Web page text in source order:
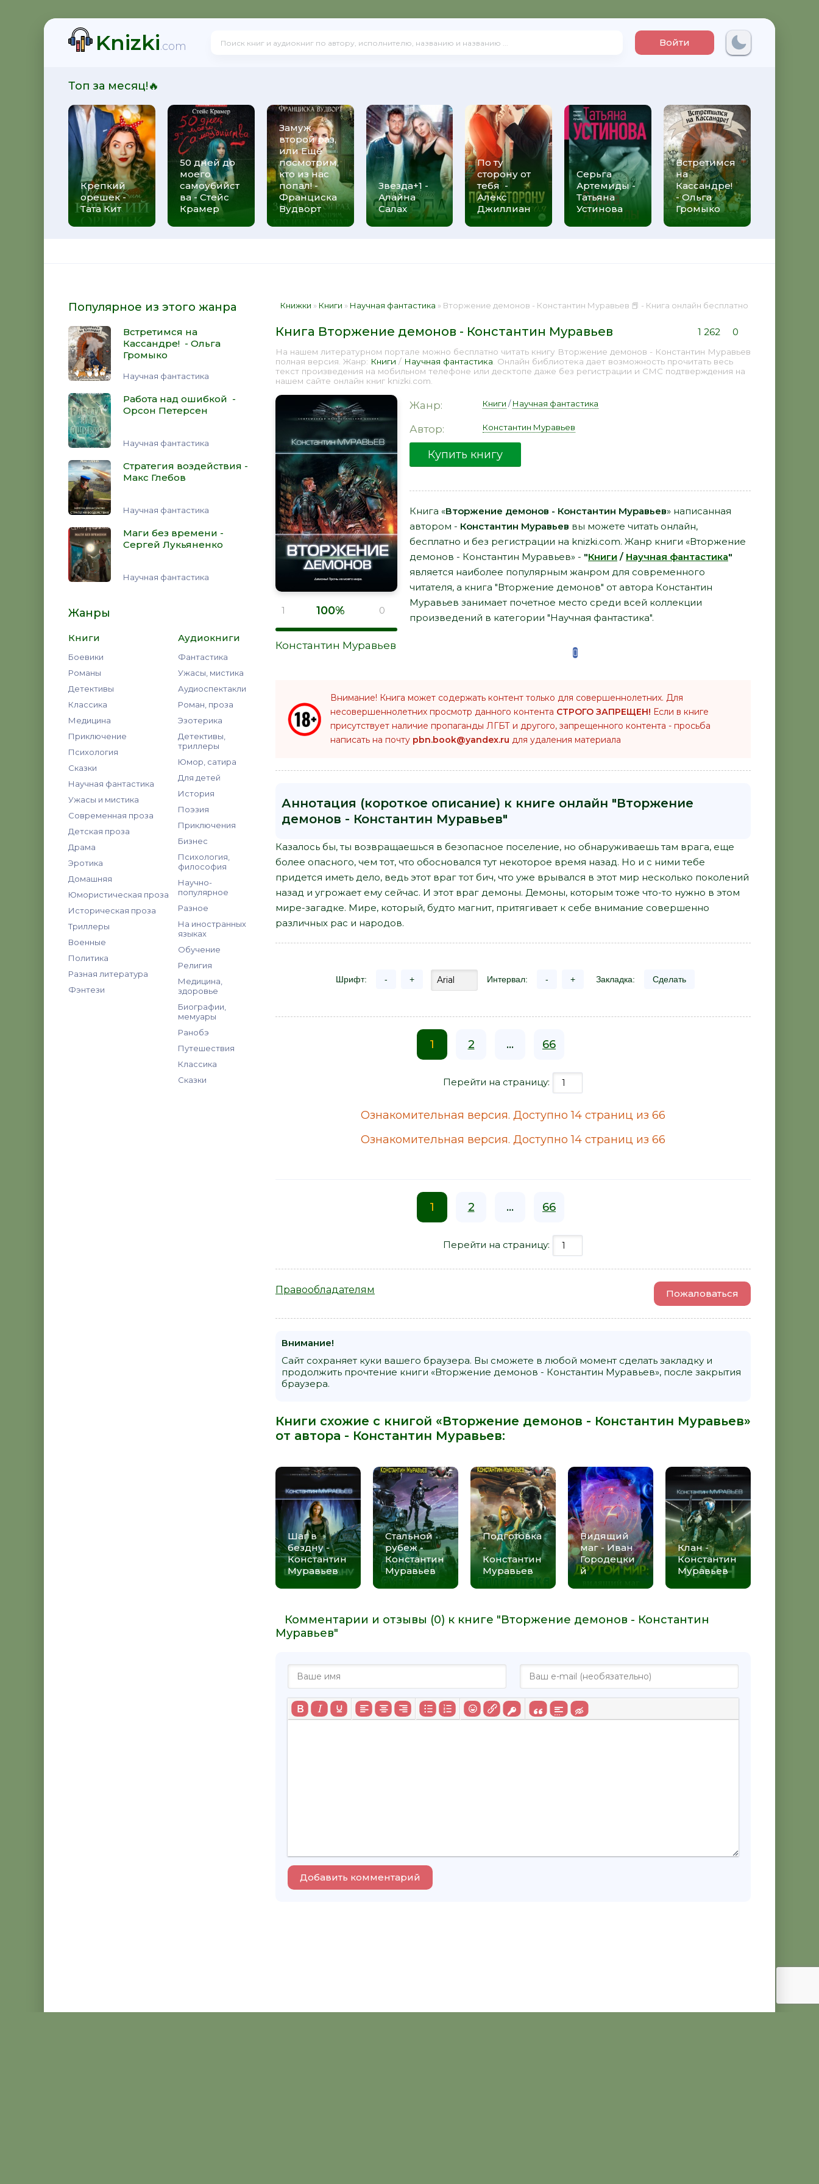
Knizki.com Войти
Топ за месяц!🔥
Крепкий
орешек -
Тата Кит
50 дней до
моего
самоубийст
ва - Стейс
Крамер
Замуж
второй раз,
или Ещё
посмотрим,
кто из нас
попал! -
Франциска
Вудворт
Звезда+1 -
Алайна
Салах
По ту
сторону от
тебя -
Алекс
Джиллиан
Серьга
Артемиды -
Татьяна
Устинова
Встретимся
на
Кассандре!
- Ольга
Громыко
Популярное из этого жанра
Встретимся на
Кассандре! - Ольга
Громыко
Научная фантастика
Работа над ошибкой -
Орсон Петерсен
Научная фантастика
Стратегия воздействия -
Макс Глебов
Научная фантастика
Маги без времени -
Сергей Лукьяненко
Научная фантастика
Жанры
Книги
Боевики
Романы
Детективы
Классика
Медицина
Приключение
Психология
Сказки
Научная фантастика
Ужасы и мистика
Современная проза
Детская проза
Драма
Эротика
Домашняя
Юмористическая проза
Историческая проза
Триллеры
Военные
Политика
Разная литература
Фэнтези
Аудиокниги
Фантастика
Ужасы, мистика
Аудиоспектакли
Роман, проза
Эзотерика
Детективы,
триллеры
Юмор, сатира
Для детей
История
Поэзия
Приключения
Бизнес
Психология,
философия
Научно-
популярное
Разное
На иностранных
языках
Обучение
Религия
Медицина,
здоровье
Биографии,
мемуары
Ранобэ
Путешествия
Классика
Сказки
Книжки » Книги » Научная фантастика » Вторжение демонов - Константин Муравьев 📕 - Книга онлайн бесплатно
Книга Вторжение демонов - Константин Муравьев 1 262 0
На нашем литературном портале можно бесплатно читать книгу Вторжение демонов - Константин Муравьев
полная версия. Жанр: Книги / Научная фантастика . Онлайн библиотека дает возможность прочитать весь
текст произведения на мобильном телефоне или десктопе даже без регистрации и СМС подтверждения на
нашем сайте онлайн книг knizki.com.
1 100% 0
Константин Муравьев
Жанр: Книги /Научная фантастика
Автор: Константин Муравьев
Купить книгу
Книга «Вторжение демонов - Константин Муравьев» написанная
автором - Константин Муравьев вы можете читать онлайн,
бесплатно и без регистрации на knizki.com. Жанр книги «Вторжение
демонов - Константин Муравьев» - "Книги / Научная фантастика"
является наиболее популярным жанром для современного
читателя, а книга "Вторжение демонов" от автора Константин
Муравьев занимает почетное место среди всей коллекции
произведений в категории "Научная фантастика".
Внимание! Книга может содержать контент только для совершеннолетних. Для
несовершеннолетних просмотр данного контента СТРОГО ЗАПРЕЩЕН! Если в книге
присутствует наличие пропаганды ЛГБТ и другого, запрещенного контента - просьба
написать на почту pbn.book@yandex.ru для удаления материала
Аннотация (короткое описание) к книге онлайн "Вторжение
демонов - Константин Муравьев"
Казалось бы, ты возвращаешься в безопасное поселение, но обнаруживаешь там врага, еще
более опасного, чем тот, что обосновался тут некоторое время назад. Но и с ними тебе
придется иметь дело, ведь этот враг тот бич, что уже врывался в этот мир несколько поколений
назад и угрожает ему сейчас. И этот враг демоны. Демоны, которым тоже что-то нужно в этом
мире-загадке. Мире, который, будто магнит, притягивает к себе внимание совершенно
различных рас и народов.
Шрифт: - + Интервал: - + Закладка: Сделать
1 2 ... 66
Перейти на страницу:
Ознакомительная версия. Доступно 14 страниц из 66
Ознакомительная версия. Доступно 14 страниц из 66
1 2 ... 66
Перейти на страницу:
Правообладателям Пожаловаться
Внимание!
Сайт сохраняет куки вашего браузера. Вы сможете в любой момент сделать закладку и
продолжить прочтение книги «Вторжение демонов - Константин Муравьев», после закрытия
браузера.
Книги схожие с книгой «Вторжение демонов - Константин Муравьев»
от автора - Константин Муравьев:
Шаг в
бездну -
Константин
Муравьев
Стальной
рубеж -
Константин
Муравьев
Подготовка
-
Константин
Муравьев
Видящий
маг - Иван
Городецки
й
Клан -
Константин
Муравьев
Комментарии и отзывы (0) к книге "Вторжение демонов - Константин
Муравьев"
Добавить комментарий
- Ольга Громыко
Петерсен